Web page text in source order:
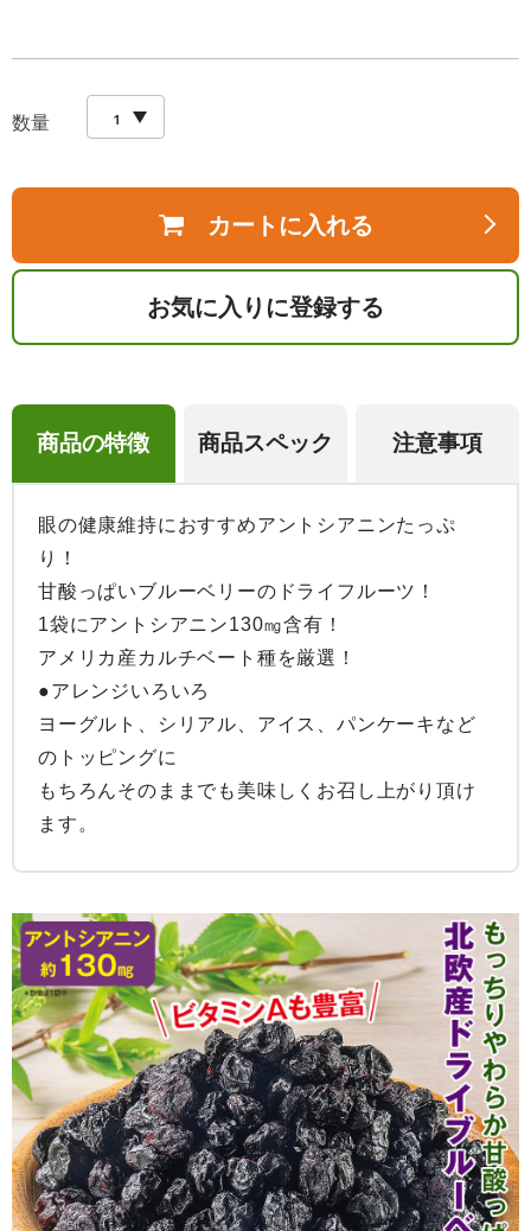
数量
カートに入れる
お気に入りに登録する
商品の特徴 商品スペック 注意事項
眼の健康維持におすすめアントシアニンたっぷ
り！
甘酸っぱいブルーベリーのドライフルーツ！
1袋にアントシアニン130㎎含有！
アメリカ産カルチベート種を厳選！
●アレンジいろいろ
ヨーグルト、シリアル、アイス、パンケーキなど
のトッピングに
もちろんそのままでも美味しくお召し上がり頂け
ます。